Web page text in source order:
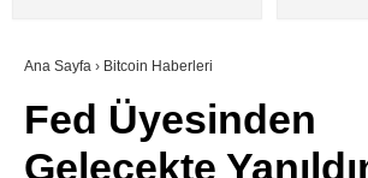
SÖZLÜK
Ana Sayfa › Bitcoin Haberleri
Fed Üyesinden
Gelecekte